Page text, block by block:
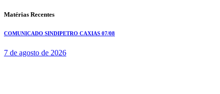
Matérias Recentes
COMUNICADO SINDIPETRO CAXIAS 07/08
7 de agosto de 2026